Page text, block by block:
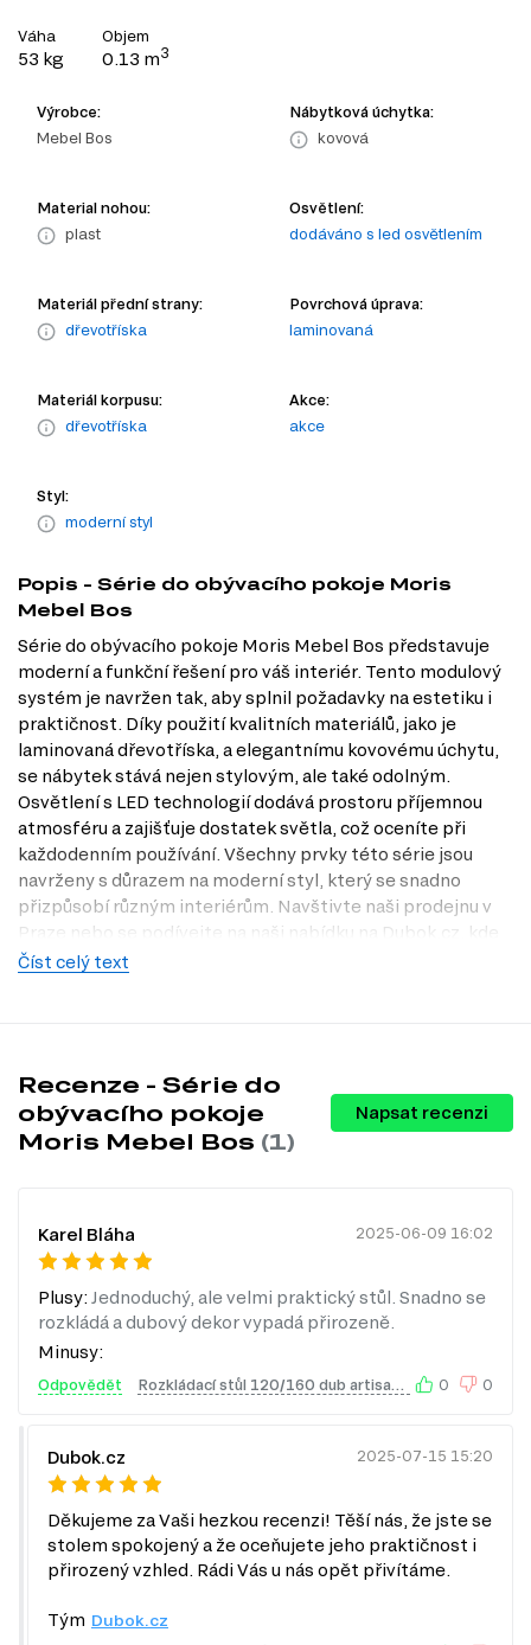
Váha
53 kg
Objem
0.13 m3
Výrobce:
Mebel Bos
Nábytková úchytka:
kovová
Material nohou:
plast
Osvětlení:
dodáváno s led osvětlením
Materiál přední strany:
dřevotříska
Povrchová úprava:
laminovaná
Materiál korpusu:
dřevotříska
Akce:
akce
Styl:
moderní styl
Popis - Série do obývacího pokoje Moris
Mebel Bos
Série do obývacího pokoje Moris Mebel Bos představuje
moderní a funkční řešení pro váš interiér. Tento modulový
systém je navržen tak, aby splnil požadavky na estetiku i
praktičnost. Díky použití kvalitních materiálů, jako je
laminovaná dřevotříska, a elegantnímu kovovému úchytu,
se nábytek stává nejen stylovým, ale také odolným.
Osvětlení s LED technologií dodává prostoru příjemnou
atmosféru a zajišťuje dostatek světla, což oceníte při
každodenním používání. Všechny prvky této série jsou
navrženy s důrazem na moderní styl, který se snadno
přizpůsobí různým interiérům. Navštivte naši prodejnu v
Praze nebo se podívejte na naši nabídku na Dubok.cz, kde
najdete široký výběr produktů pro váš obývací pokoj.
Kvalitní materiály.Použití laminované dřevotřísky zajišťuje
dlouhou životnost a snadnou údržbu, což šetří váš čas a peníze.
Kovová úchytka.Elegantní úchytka z kovu dodává nábytku na
atraktivitě a zajišťuje pohodlné otevírání a zavírání skříněk a
Praktické uspořádání.
Tento modulový systém umožňuje
kombinaci různých prvků, což vám dává možnost přizpůsobit si
prostor podle vašich potřeb.
Informace o sérii nábytku
Tento produkt je součástí modulového systému, který se
skládá z 10 různých produktů. V rámci této série si můžete
Komody
Konferenční stolky
Šatní skříň
Úložný prostor
Nástěnné police a skříňky
Číst celý text
Recenze - Série do
obývacího pokoje
Moris Mebel Bos (1)
Napsat recenzi
Karel Bláha 2025-06-09 16:02
Plusy: Jednoduchý, ale velmi praktický stůl. Snadno se
rozkládá a dubový dekor vypadá přirozeně.
Minusy:
Odpovědět 0 0
Dubok.cz 2025-07-15 15:20
Děkujeme za Vaši hezkou recenzi! Těší nás, že jste se
stolem spokojený a že oceňujete jeho praktičnost i
přirozený vzhled. Rádi Vás u nás opět přivítáme.
Tým Dubok.cz